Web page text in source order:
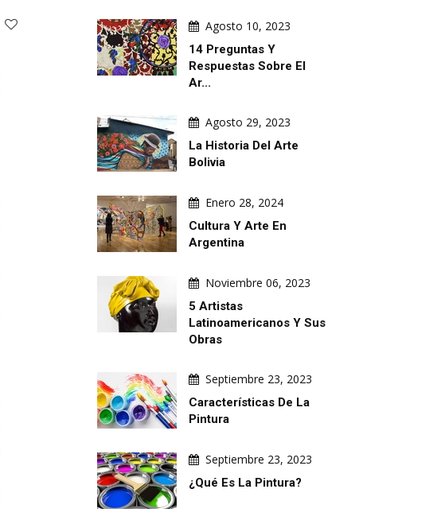
Agosto 10, 2023
14 Preguntas Y
Respuestas Sobre El
Ar...
Agosto 29, 2023
La Historia Del Arte
Bolivia
Enero 28, 2024
Cultura Y Arte En
Argentina
Noviembre 06, 2023
5 Artistas
Latinoamericanos Y Sus
Obras
Septiembre 23, 2023
Características De La
Pintura
Septiembre 23, 2023
¿Qué Es La Pintura?